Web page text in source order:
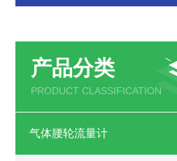
产品分类
PRODUCT CLASSIFICATION
气体腰轮流量计